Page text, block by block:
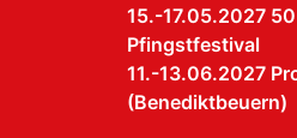
15.-17.05.2027
Pfingstfestival
11.-13.06.2027
(Benediktbeuern)